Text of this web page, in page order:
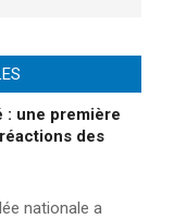
: une première
des
nationale a